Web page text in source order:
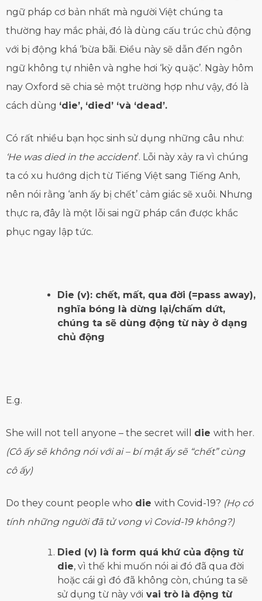
ngữ pháp cơ bản nhất mà người Việt chúng ta
thường hay mắc phải, đó là dùng cấu trúc chủ động
với bị động khá ‘bừa bãi. Điều này sẽ dẫn đến ngôn
ngữ không tự nhiên và nghe hơi ‘kỳ quặc’. Ngày hôm
nay Oxford sẽ chia sẻ một trường hợp như vậy, đó là
cách dùng ‘die’, ‘died’ ‘và ‘dead’.
Có rất nhiều bạn học sinh sử dụng những câu như:
‘He was died in the accident’. Lỗi này xảy ra vì chúng
ta có xu hướng dịch từ Tiếng Việt sang Tiếng Anh,
nên nói rằng ‘anh ấy bị chết’ cảm giác sẽ xuôi. Nhưng
thực ra, đây là một lỗi sai ngữ pháp cần được khắc
phục ngay lập tức.
Die (v): chết, mất, qua đời (=pass away),
nghĩa bóng là dừng lại/chấm dứt,
chúng ta sẽ dùng động từ này ở dạng
chủ động
E.g.
She will not tell anyone – the secret will die with her.
(Cô ấy sẽ không nói với ai – bí mật ấy sẽ “chết” cùng
cô ấy)
Do they count people who die with Covid-19? (Họ có
tính những người đã tử vong vì Covid-19 không?)
Died (v) là form quá khứ của động từ
die, vì thế khi muốn nói ai đó đã qua đời
hoặc cái gì đó đã không còn, chúng ta sẽ
sử dụng từ này với vai trò là động từ